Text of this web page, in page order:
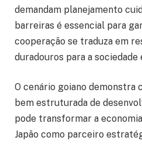
demandam planejamento
barreiras é essencial para
cooperação se traduza em
duradouros para a sociedade
O cenário goiano demonstra
bem estruturada de
pode transformar a
Japão como parceiro